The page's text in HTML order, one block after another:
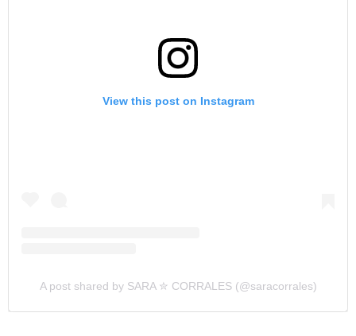
View this post on Instagram
A post shared by SARA ✮ CORRALES (@saracorrales)